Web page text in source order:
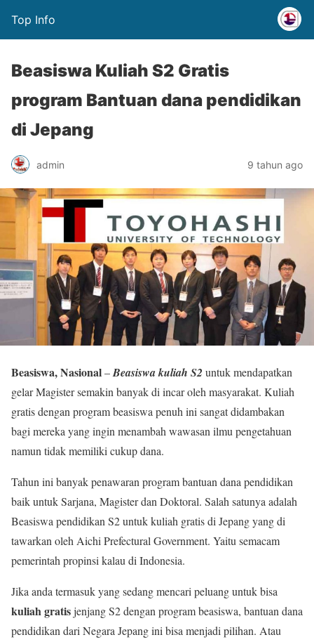
Top Info
Beasiswa Kuliah S2 Gratis
program Bantuan dana pendidikan
di Jepang
admin 9 tahun ago
Beasiswa, Nasional–Beasiswa kuliah S2 untuk mendapatkan
gelar Magister semakin banyak di incar oleh masyarakat. Kuliah
gratis dengan program beasiswa penuh ini sangat didambakan
bagi mereka yang ingin menambah wawasan ilmu pengetahuan
namun tidak memiliki cukup dana.
Tahun ini banyak penawaran program bantuan dana pendidikan
baik untuk Sarjana, Magister dan Doktoral. Salah satunya adalah
Beasiswa pendidikan S2 untuk kuliah gratis di Jepang yang di
tawarkan oleh Aichi Prefectural Government. Yaitu semacam
pemerintah propinsi kalau di Indonesia.
Jika anda termasuk yang sedang mencari peluang untuk bisa
kuliah gratisjenjang S2 dengan program beasiswa, bantuan dana
pendidikan dari Negara Jepang ini bisa menjadi pilihan. Atau